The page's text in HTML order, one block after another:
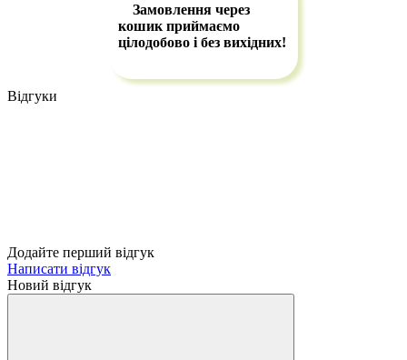
Замовлення через
кошик приймаємо
цілодобово і без вихідних!
Відгуки
Додайте перший відгук
Написати відгук
Новий відгук